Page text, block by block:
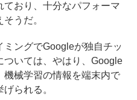
おり、十分なパフォーマ
うだ。
ングでGoogleが独自チッ
ついては、やはり、Google
機械学習の情報を端末内で
られる。